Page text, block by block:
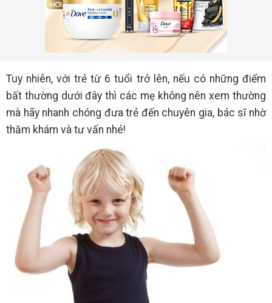
Tuy nhiên, với trẻ từ 6 tuổi trở lên, nếu có những điểm
bất thường dưới đây thì các mẹ không nên xem thường
mà hãy nhanh chóng đưa trẻ đến chuyên gia, bác sĩ nhờ
thăm khám và tư vấn nhé!